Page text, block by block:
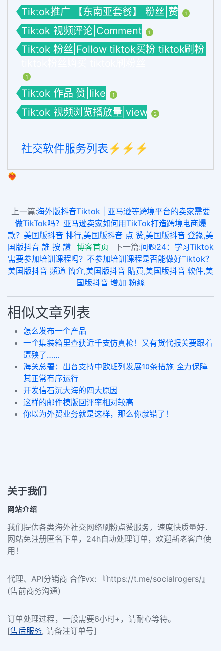
Tiktok推广 【东南亚套餐】 粉丝|赞 1
Tiktok 视频评论|Comment 1
Tiktok 粉丝|Follow tiktok买粉 tiktok刷粉
1
Tiktok 作品 赞|like 1
Tiktok 视频浏览播放量|view 2
社交软件服务列表⚡️⚡️⚡️
❤️‍🔥
上一篇:海外版抖音Tiktok | 亚马逊等跨境平台的卖家需要
做TikTok吗？亚马逊卖家如何用TikTok打造跨境电商爆
款？美国版抖音 排行,美国版抖音 点 赞,美国版抖音 登錄,美
国版抖音 誰 按 讚
博客首页 下一篇:问题24：学习Tiktok
需要参加培训课程吗？不参加培训课程是否能做好Tiktok？
美国版抖音 頻道 簡介,美国版抖音 購買,美国版抖音 软件,美
国版抖音 增加 粉絲
相似文章列表
怎么发布一个产品
一个集装箱里查获近千支仿真枪！又有货代报关要跟着
遭殃了……
海关总署：出台支持中欧班列发展10条措施 全力保障
其正常有序运行
开发信石沉大海的四大原因
这样的邮件模版回评率相对较高
你以为外贸业务就是这样，那么你就错了！
关于我们
网站介绍
我们提供各类海外社交网络刷粉点赞服务，速度快质量好、
网站免注册匿名下单，24h自动处理订单，欢迎新老客户使
用！
代理、API分销商 合作vx: 『https://t.me/socialrogers/』
(售前商务沟通)
订单处理过程，一般需要6小时+，请耐心等待。
[售后服务, 请备注订单号]